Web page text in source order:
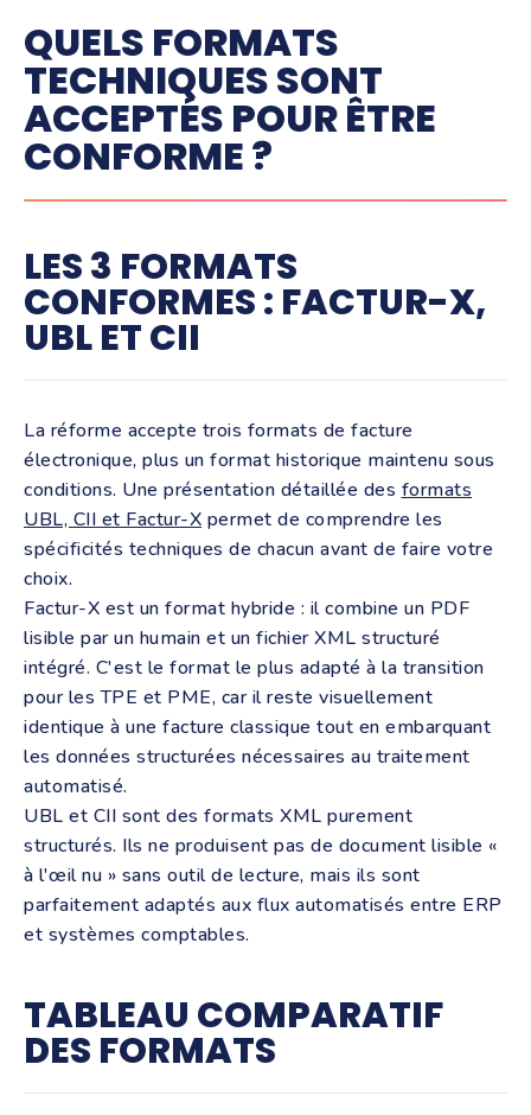
QUELS FORMATS
TECHNIQUES SONT
ACCEPTÉS POUR ÊTRE
CONFORME ?
LES 3 FORMATS
CONFORMES : FACTUR-X,
UBL ET CII
La réforme accepte trois formats de facture
électronique, plus un format historique maintenu sous
conditions. Une présentation détaillée des formats
UBL, CII et Factur-X permet de comprendre les
spécificités techniques de chacun avant de faire votre
choix.
Factur-X est un format hybride : il combine un PDF
lisible par un humain et un fichier XML structuré
intégré. C'est le format le plus adapté à la transition
pour les TPE et PME, car il reste visuellement
identique à une facture classique tout en embarquant
les données structurées nécessaires au traitement
automatisé.
UBL et CII sont des formats XML purement
structurés. Ils ne produisent pas de document lisible «
à l'œil nu » sans outil de lecture, mais ils sont
parfaitement adaptés aux flux automatisés entre ERP
et systèmes comptables.
TABLEAU COMPARATIF
DES FORMATS